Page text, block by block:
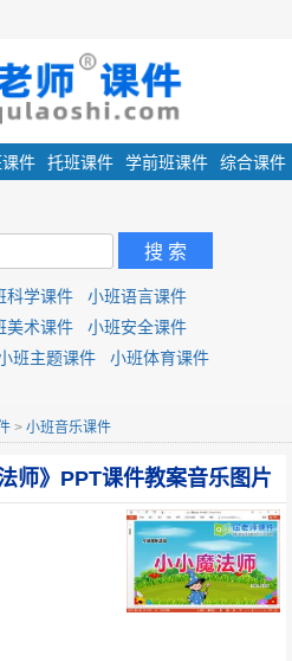
件 托班课件 学前班课件
综合课件
科学课件
小班语言课件
美术课件
小班安全课件
班主题课件
小班体育课件
> 小班音乐课件
师》PPT课件教案音乐图片